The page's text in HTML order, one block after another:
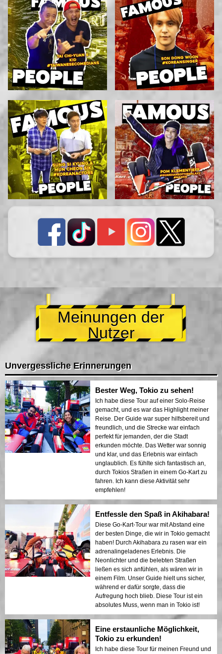
Meinungen der
Nutzer
Unvergessliche Erinnerungen
Bester Weg, Tokio zu sehen!
Ich habe diese Tour auf einer Solo-Reise
gemacht, und es war das Highlight meiner
Reise. Der Guide war super hilfsbereit und
freundlich, und die Strecke war einfach
perfekt für jemanden, der die Stadt
erkunden möchte. Das Wetter war sonnig
und klar, und das Erlebnis war einfach
unglaublich. Es fühlte sich fantastisch an,
durch Tokios Straßen in einem Go-Kart zu
fahren. Ich kann diese Aktivität sehr
empfehlen!
Entfessle den Spaß in Akihabara!
Diese Go-Kart-Tour war mit Abstand eine
der besten Dinge, die wir in Tokio gemacht
haben! Durch Akihabara zu rasen war ein
adrenalingeladenes Erlebnis. Die
Neonlichter und die belebten Straßen
ließen es sich anfühlen, als wären wir in
einem Film. Unser Guide hielt uns sicher,
während er dafür sorgte, dass die
Aufregung hoch blieb. Diese Tour ist ein
absolutes Muss, wenn man in Tokio ist!
Eine erstaunliche Möglichkeit,
Tokio zu erkunden!
Ich habe diese Tour für meinen Freund und